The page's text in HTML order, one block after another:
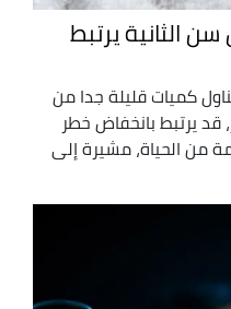
الثانية يرتبط
كميات قليلة جدا من
يرتبط بانخفاض خطر
من الحياة، مشيرة إلى